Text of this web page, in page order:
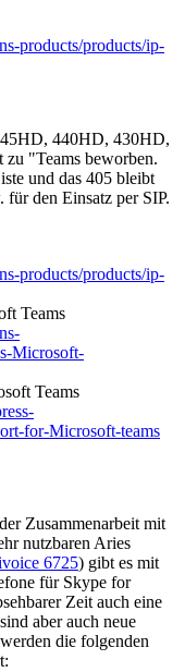
products/products/ip-
440HD, 430HD,
"Teams beworben.
und das 405 bleibt
den Einsatz per SIP.
products/products/ip-
Teams
Microsoft-
Teams
for-Microsoft-teams
Zusammenarbeit mit
nutzbaren Aries
6725) gibt es mit
für Skype for
Zeit auch eine
aber auch neue
die folgenden